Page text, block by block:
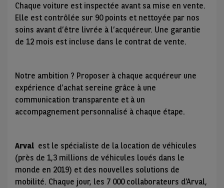
Chaque voiture est inspectée avant sa mise en vente.
Elle est contrôlée sur 90 points et nettoyée par nos
soins avant d’être livrée à l’acquéreur. Une garantie
de 12 mois est incluse dans le contrat de vente.
Notre ambition ? Proposer à chaque acquéreur une
expérience d’achat sereine grâce à une
communication transparente et à un
accompagnement personnalisé à chaque étape.
Arval est le spécialiste de la location de véhicules
(près de 1,3 millions de véhicules loués dans le
monde en 2019) et des nouvelles solutions de
mobilité. Chaque jour, les 7 000 collaborateurs d’Arval,